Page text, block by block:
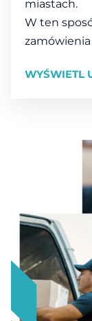
miastach.
W ten
WYŚWIETL